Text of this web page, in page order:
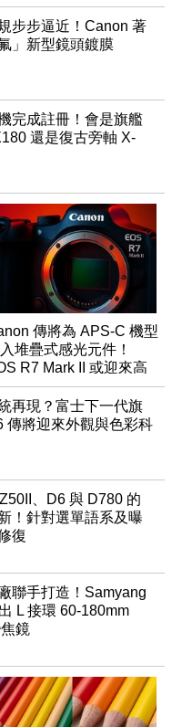
步步逼近！Canon 著
」新型鏡頭鍍膜
完成註冊！會是旗艦
還是復古旁軸 X-
傳將為 APS-C 機型
堆疊式感光元件！
R7 Mark II 或迎來高
出升級
再現？富士下一代旗
傳將迎來外觀與色彩科
、D6 與 D780 的
！針對選單語系及曝
復
聯手打造！Samyang
L 接環 60-180mm
鏡